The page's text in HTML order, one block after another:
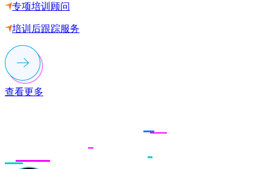
专项培训顾问
培训后跟踪服务
查看更多